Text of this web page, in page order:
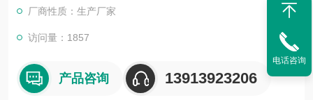
厂商性质：生产厂家
访问量：1857
产品咨询 13913923206
电话咨询